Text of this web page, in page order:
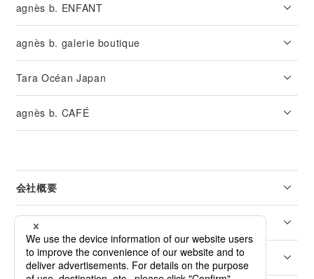
agnès b. ENFANT
agnès b. galerie boutique
Tara Océan Japan
agnès b. CAFÉ
会社概要
リーガル
カスタマーサービス